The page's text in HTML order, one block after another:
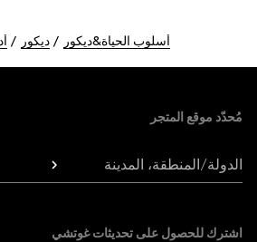
أسلوب الحياة&ديكور ديكور
مُحدّد موقع المتجر
الدولة/المنطقة، المدينة
اشترك للحصول على تحديثات غوتشي